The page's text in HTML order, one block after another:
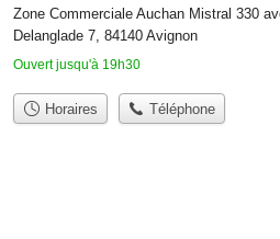
Zone Commerciale Auchan Mistral 330
Delanglade 7, 84140 Avignon
Ouvert jusqu'à 19h30
Horaires Téléphone